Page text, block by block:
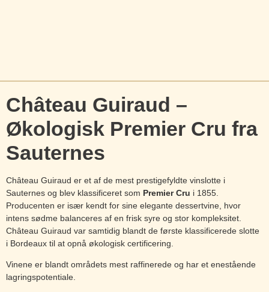
Château Guiraud –
Økologisk Premier Cru fra
Sauternes
Château Guiraud er et af de mest prestigefyldte vinslotte i
Sauternes og blev klassificeret som Premier Cru i 1855.
Producenten er især kendt for sine elegante dessertvine, hvor
intens sødme balanceres af en frisk syre og stor kompleksitet.
Château Guiraud var samtidig blandt de første klassificerede slotte
i Bordeaux til at opnå økologisk certificering.
Vinene er blandt områdets mest raffinerede og har et enestående
lagringspotentiale.